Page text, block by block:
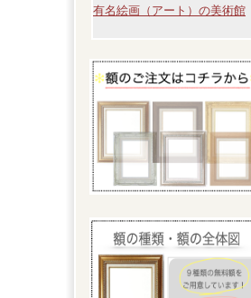
有名絵画（アート）の美術館